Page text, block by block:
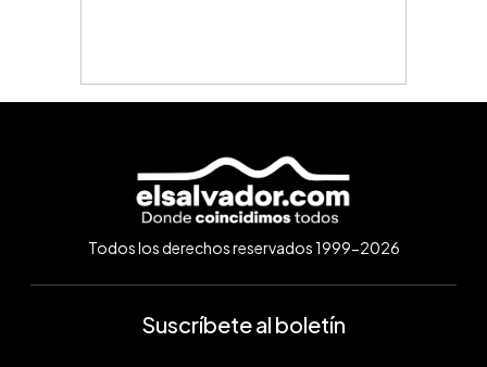
Todos los derechos reservados 1999-2026
Suscríbete al boletín